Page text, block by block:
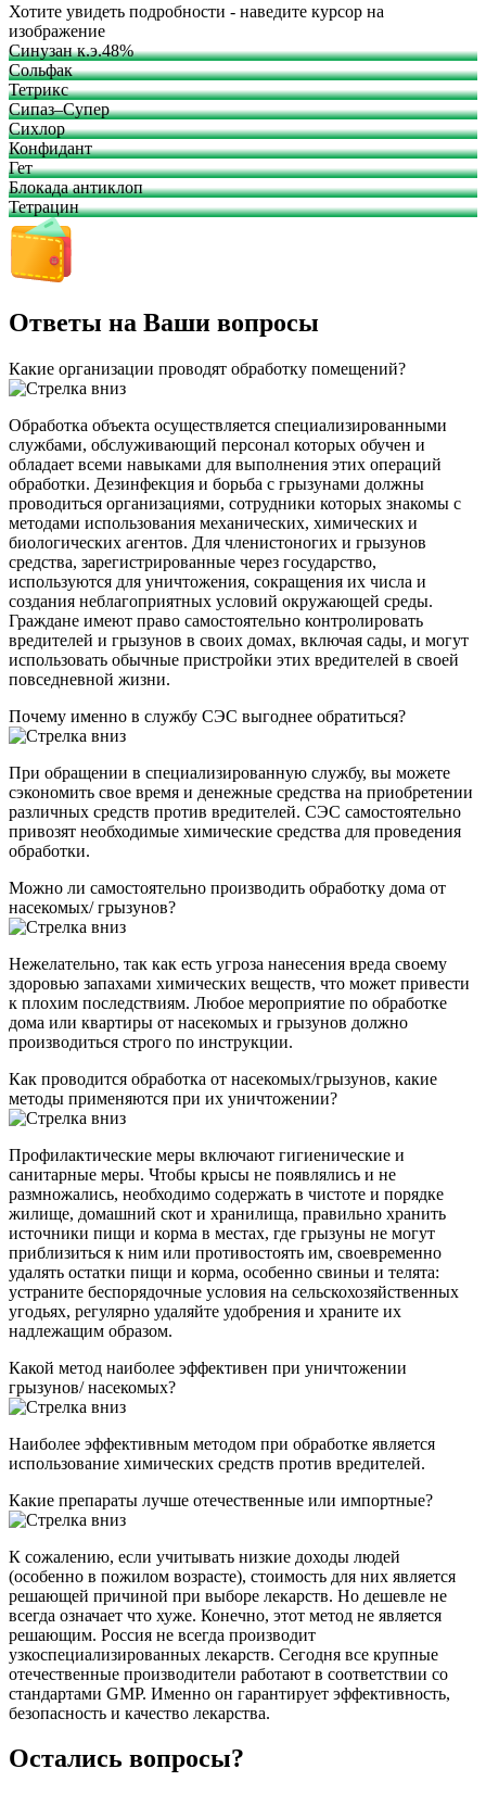
Хотите увидеть подробности - наведите курсор на
изображение
Синузан к.э.48%
Сольфак
Тетрикс
Сипаз–Супер
Сихлор
Конфидант
Гет
Блокада антиклоп
Тетрацин
Ответы на Ваши вопросы
Какие организации проводят обработку помещений?
Обработка объекта осуществляется специализированными
службами, обслуживающий персонал которых обучен и
обладает всеми навыками для выполнения этих операций
обработки. Дезинфекция и борьба с грызунами должны
проводиться организациями, сотрудники которых знакомы с
методами использования механических, химических и
биологических агентов. Для членистоногих и грызунов
средства, зарегистрированные через государство,
используются для уничтожения, сокращения их числа и
создания неблагоприятных условий окружающей среды.
Граждане имеют право самостоятельно контролировать
вредителей и грызунов в своих домах, включая сады, и могут
использовать обычные пристройки этих вредителей в своей
повседневной жизни.
Почему именно в службу СЭС выгоднее обратиться?
При обращении в специализированную службу, вы можете
сэкономить свое время и денежные средства на приобретении
различных средств против вредителей. СЭС самостоятельно
привозят необходимые химические средства для проведения
обработки.
Можно ли самостоятельно производить обработку дома от
насекомых/ грызунов?
Нежелательно, так как есть угроза нанесения вреда своему
здоровью запахами химических веществ, что может привести
к плохим последствиям. Любое мероприятие по обработке
дома или квартиры от насекомых и грызунов должно
производиться строго по инструкции.
Как проводится обработка от насекомых/грызунов, какие
методы применяются при их уничтожении?
Профилактические меры включают гигиенические и
санитарные меры. Чтобы крысы не появлялись и не
размножались, необходимо содержать в чистоте и порядке
жилище, домашний скот и хранилища, правильно хранить
источники пищи и корма в местах, где грызуны не могут
приблизиться к ним или противостоять им, своевременно
удалять остатки пищи и корма, особенно свиньи и телята:
устраните беспорядочные условия на сельскохозяйственных
угодьях, регулярно удаляйте удобрения и храните их
надлежащим образом.
Какой метод наиболее эффективен при уничтожении
грызунов/ насекомых?
Наиболее эффективным методом при обработке является
использование химических средств против вредителей.
Какие препараты лучше отечественные или импортные?
К сожалению, если учитывать низкие доходы людей
(особенно в пожилом возрасте), стоимость для них является
решающей причиной при выборе лекарств. Но дешевле не
всегда означает что хуже. Конечно, этот метод не является
решающим. Россия не всегда производит
узкоспециализированных лекарств. Сегодня все крупные
отечественные производители работают в соответствии со
стандартами GMP. Именно он гарантирует эффективность,
безопасность и качество лекарства.
Остались вопросы?